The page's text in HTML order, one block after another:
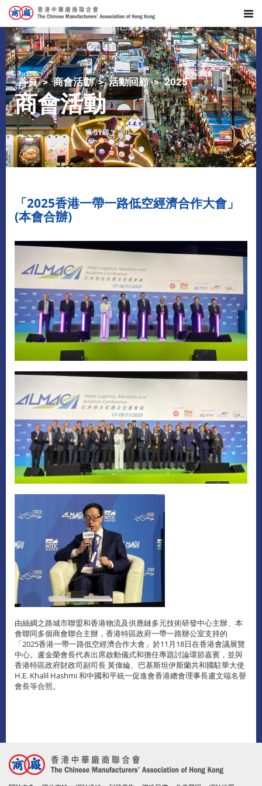
首頁 商會活動 活動回顧 2025
商會活動
「2025香港一帶一路低空經濟合作大會」
(本會合辦)
由絲綢之路城市聯盟和香港物流及供應鏈多元技術研發中心主辦、本
會聯同多個商會聯合主辦，香港特區政府一帶一路辦公室支持的
「2025香港一帶一路低空經濟合作大會」於11月18日在香港會議展覽
中心。盧金榮會長代表出席啟動儀式和擔任專題討論環節嘉賓，並與
香港特區政府財政司副司長 黃偉綸、巴基斯坦伊斯蘭共和國駐華大使
H.E. Khalil Hashmi 和中國和平統一促進會香港總會理事長盧文端名譽
會長等合照。